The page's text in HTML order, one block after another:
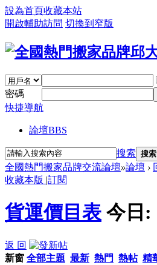
設為首頁收藏本站
開啟輔助訪問 切換到窄版
密碼
快捷導航
論壇BBS
搜索 搜索
全國熱門搬家品牌交流論壇»論壇 ›
收藏本版 |訂閱
貨運價目表 今日:
返 回
新窗 全部主題 最新 熱門 熱帖 精